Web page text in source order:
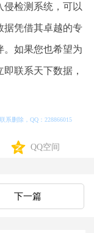
侵检测系统，可以
据凭借其卓越的专
。如果您也希望为
联系天下数据，
系删除，QQ：228866015
QQ空间
下一篇